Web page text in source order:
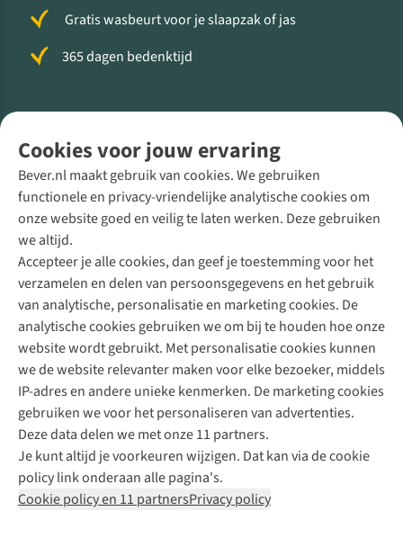
Cookies voor jouw ervaring
Bever.nl maakt gebruik van cookies. We gebruiken
functionele en privacy-vriendelijke analytische cookies om
onze website goed en veilig te laten werken. Deze gebruiken
we altijd.
Accepteer je alle cookies, dan geef je toestemming voor het
verzamelen en delen van persoonsgegevens en het gebruik
van analytische, personalisatie en marketing cookies. De
analytische cookies gebruiken we om bij te houden hoe onze
website wordt gebruikt. Met personalisatie cookies kunnen
we de website relevanter maken voor elke bezoeker, middels
IP-adres en andere unieke kenmerken. De marketing cookies
gebruiken we voor het personaliseren van advertenties.
Deze data delen we met onze 11 partners.
Je kunt altijd je voorkeuren wijzigen. Dat kan via de cookie
policy link onderaan alle pagina's.
Cookie policy en 11 partnersPrivacy policy
Gratis wasbeurt voor je slaapzak of jas
365 dagen bedenktijd
Direct advies van een Buitenexpert
+31 (0)85 888 50 88
+31 6 12 28 49 80
Contactformulier